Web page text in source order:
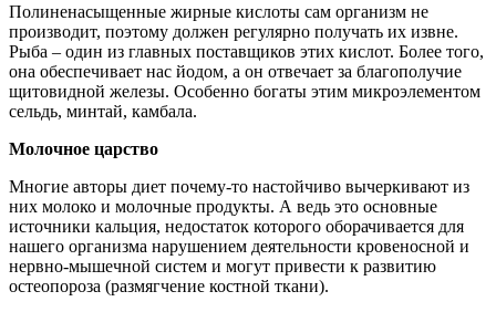
Полиненасыщенные жирные кислоты сам организм не
производит, поэтому должен регулярно получать их извне.
Рыба – один из главных поставщиков этих кислот. Более того,
она обеспечивает нас йодом, а он отвечает за благополучие
щитовидной железы. Особенно богаты этим микроэлементом
сельдь, минтай, камбала.
Молочное царство
Многие авторы диет почему-то настойчиво вычеркивают из
них молоко и молочные продукты. А ведь это основные
источники кальция, недостаток которого оборачивается для
нашего организма нарушением деятельности кровеносной и
нервно-мышечной систем и могут привести к развитию
остеопороза (размягчение костной ткани).